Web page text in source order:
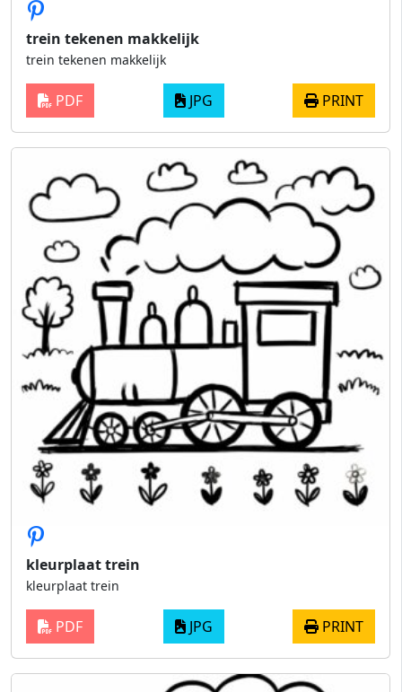
trein tekenen makkelijk
trein tekenen makkelijk
PDF JPG PRINT
kleurplaat trein
kleurplaat trein
PDF JPG PRINT